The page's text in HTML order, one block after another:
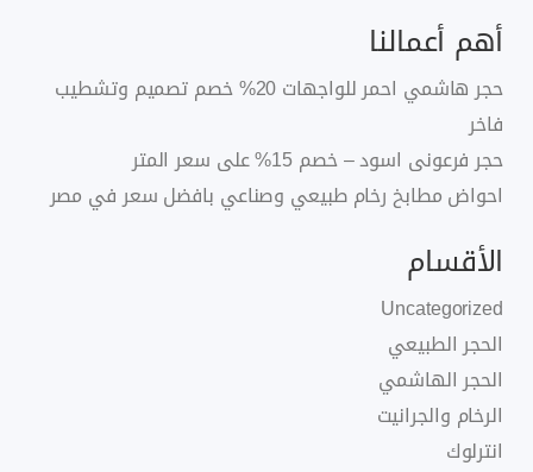
أهم أعمالنا
حجر هاشمي احمر للواجهات 20% خصم تصميم وتشطيب
فاخر
حجر فرعونى اسود – خصم 15% على سعر المتر
احواض مطابخ رخام طبيعي وصناعي بافضل سعر في مصر
الأقسام
Uncategorized
الحجر الطبيعي
الحجر الهاشمي
الرخام والجرانيت
انترلوك